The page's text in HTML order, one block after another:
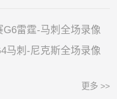
雷霆-马刺全场录像
马刺-尼克斯全场录像
更多 >>